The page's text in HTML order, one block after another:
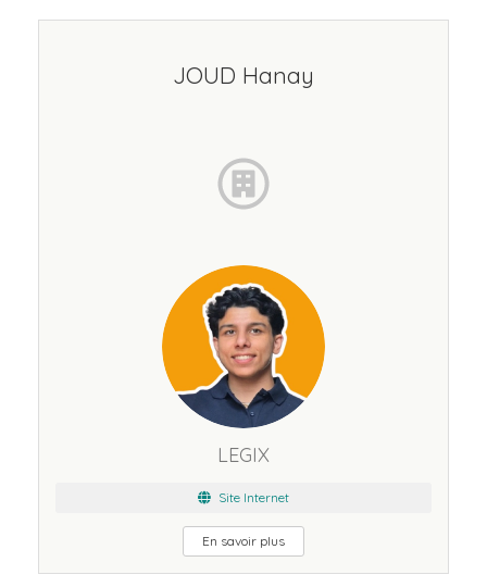
JOUD Hanay
LEGIX
Site Internet
En savoir plus